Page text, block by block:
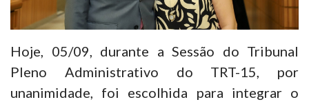
Hoje, 05/09, durante a Sessão do Tribunal
Pleno Administrativo do TRT-15, por
unanimidade, foi escolhida para integrar o